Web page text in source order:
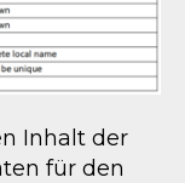
Inhalt der
für den